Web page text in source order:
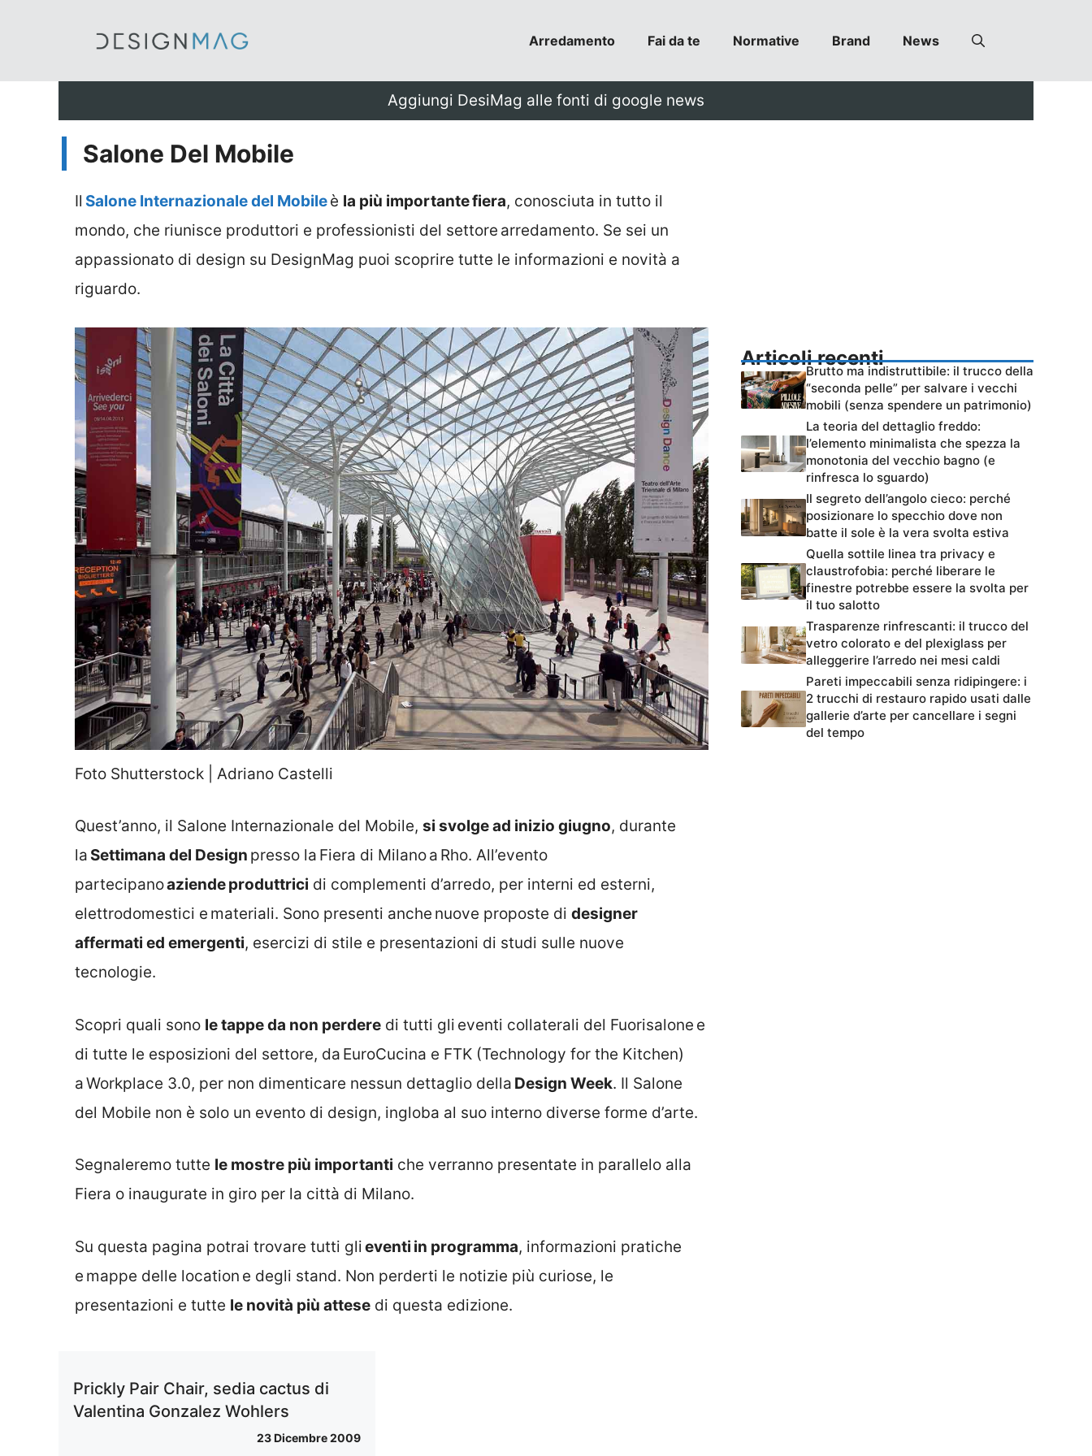
Arredamento Fai da te Normative Brand News
Aggiungi DesiMag alle fonti di google news
Salone Del Mobile
Il Salone Internazionale del Mobileè la più importante fiera, conosciuta in tutto il
mondo, che riunisce produttori e professionisti del settore arredamento. Se sei un
appassionato di design su DesignMag puoi scoprire tutte le informazioni e novità a
riguardo.
Foto Shutterstock | Adriano Castelli
Quest’anno, il Salone Internazionale del Mobile, si svolge ad inizio giugno, durante
la Settimana del Design presso la Fiera di Milano a Rho. All’evento
partecipanoaziende produttrici di complementi d’arredo, per interni ed esterni,
elettrodomestici e materiali. Sono presenti anche nuove proposte di designer
affermati ed emergenti, esercizi di stile e presentazioni di studi sulle nuove
tecnologie.
Scopri quali sono le tappe da non perdere di tutti gli eventi collaterali del Fuorisalone e
di tutte le esposizioni del settore, da EuroCucina e FTK (Technology for the Kitchen)
a Workplace 3.0, per non dimenticare nessun dettaglio della Design Week. Il Salone
del Mobile non è solo un evento di design, ingloba al suo interno diverse forme d’arte.
Segnaleremo tutte le mostre più importanti che verranno presentate in parallelo alla
Fiera o inaugurate in giro per la città di Milano.
Su questa pagina potrai trovare tutti glieventi in programma, informazioni pratiche
e mappe delle location e degli stand. Non perderti le notizie più curiose, le
presentazioni e tutte le novità più attese di questa edizione.
Prickly Pair Chair, sedia cactus di
Valentina Gonzalez Wohlers
23 Dicembre 2009
Articoli recenti
Brutto ma indistruttibile: il trucco della
“seconda pelle” per salvare i vecchi
mobili (senza spendere un patrimonio)
La teoria del dettaglio freddo:
l’elemento minimalista che spezza la
monotonia del vecchio bagno (e
rinfresca lo sguardo)
Il segreto dell’angolo cieco: perché
posizionare lo specchio dove non
batte il sole è la vera svolta estiva
Quella sottile linea tra privacy e
claustrofobia: perché liberare le
finestre potrebbe essere la svolta per
il tuo salotto
Trasparenze rinfrescanti: il trucco del
vetro colorato e del plexiglass per
alleggerire l’arredo nei mesi caldi
Pareti impeccabili senza ridipingere: i
2 trucchi di restauro rapido usati dalle
gallerie d’arte per cancellare i segni
del tempo